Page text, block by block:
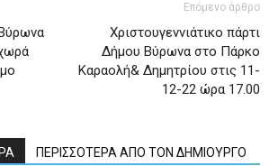
Επόμενο άρθρο
Χριστουγεννιάτικο πάρτι
Δήμου Βύρωνα στο Πάρκο
Καραολή& Δημητρίου στις 11-
12-22 ώρα 17.00
ΠΕΡΙΣΣΟΤΕΡΑ ΑΠΟ ΤΟΝ ΔΗΜΙΟΥΡΓΟ